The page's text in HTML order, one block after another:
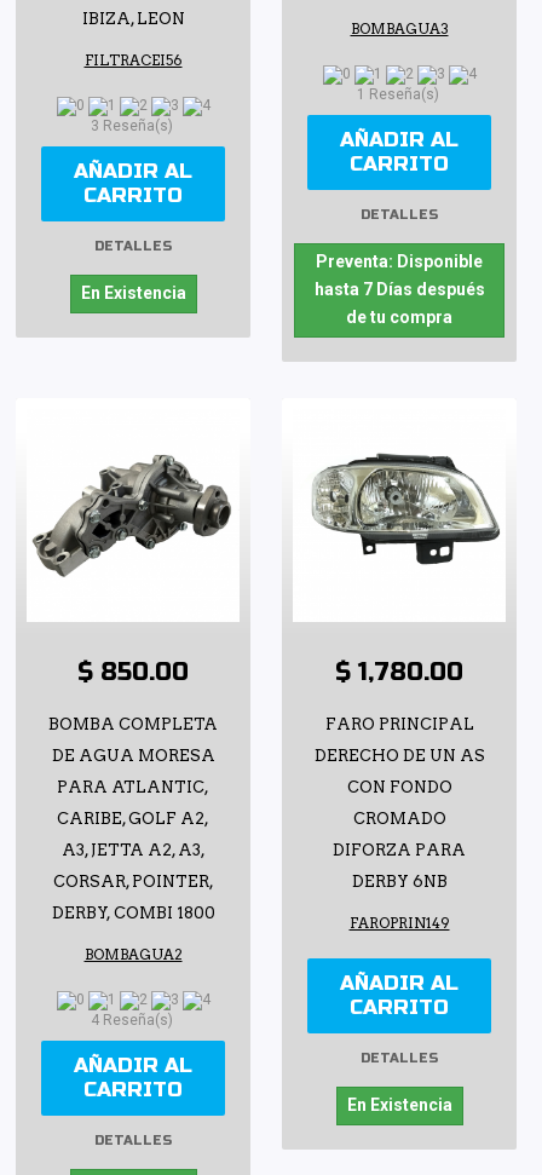
IBIZA, LEON
FILTRACEI56
3 Reseña(s)
AÑADIR AL
CARRITO
DETALLES
En Existencia
BOMBAGUA3
1 Reseña(s)
AÑADIR AL
CARRITO
DETALLES
Preventa: Disponible
hasta 7 Días después
de tu compra
$ 850.00
BOMBA COMPLETA
DE AGUA MORESA
PARA ATLANTIC,
CARIBE, GOLF A2,
A3, JETTA A2, A3,
CORSAR, POINTER,
DERBY, COMBI 1800
BOMBAGUA2
4 Reseña(s)
AÑADIR AL
CARRITO
DETALLES
$ 1,780.00
FARO PRINCIPAL
DERECHO DE UN AS
CON FONDO
CROMADO
DIFORZA PARA
DERBY 6NB
FAROPRIN149
AÑADIR AL
CARRITO
DETALLES
En Existencia